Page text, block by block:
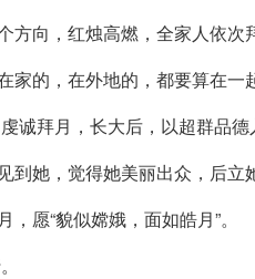
向，红烛高燃，全家人依次
的，在外地的，都要算在一
诚拜月，长大后，以超群品德
她，觉得她美丽出众，后立
愿“貌似嫦娥，面如皓月”。